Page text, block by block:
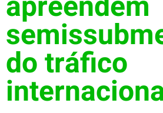
do tráfico